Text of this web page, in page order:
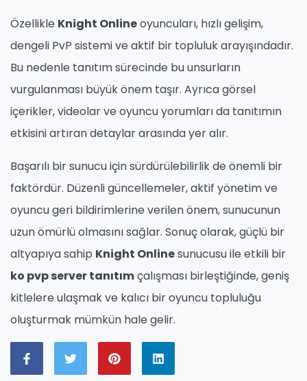
Özellikle Knight Onlineoyuncuları, hızlı gelişim,
dengeli PvP sistemi ve aktif bir topluluk arayışındadır.
Bu nedenle tanıtım sürecinde bu unsurların
vurgulanması büyük önem taşır. Ayrıca görsel
içerikler, videolar ve oyuncu yorumları da tanıtımın
etkisini artıran detaylar arasında yer alır.
Başarılı bir sunucu için sürdürülebilirlik de önemli bir
faktördür. Düzenli güncellemeler, aktif yönetim ve
oyuncu geri bildirimlerine verilen önem, sunucunun
uzun ömürlü olmasını sağlar. Sonuç olarak, güçlü bir
altyapıya sahip Knight Onlinesunucusu ile etkili bir
ko pvp server tanıtımçalışması birleştiğinde, geniş
kitlelere ulaşmak ve kalıcı bir oyuncu topluluğu
oluşturmak mümkün hale gelir.